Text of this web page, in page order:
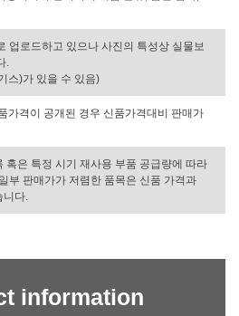
업로드하고 있으나 사진의 특성상 실물보
.
스)가 있을 수 있음)
가격이 공개된 경우 신품가격대비 판매가
혹은 특정 시기 재사용 부품 공급량에 따라
부 판매가가 저렴한 품목은 신품 가격과
니다.
information